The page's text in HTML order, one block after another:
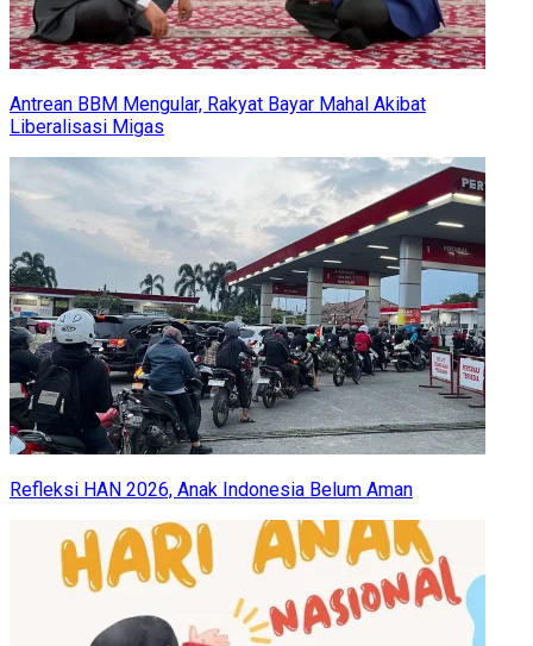
Antrean BBM Mengular, Rakyat Bayar Mahal Akibat
Liberalisasi Migas
Refleksi HAN 2026, Anak Indonesia Belum Aman